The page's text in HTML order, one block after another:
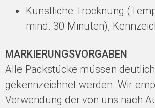
Künstliche Trocknung
mind. 30 Minuten),
MARKIERUNGSVORGABEN
Alle Packstücke müssen deutlich
gekennzeichnet werden. Wir
Verwendung der von uns nach